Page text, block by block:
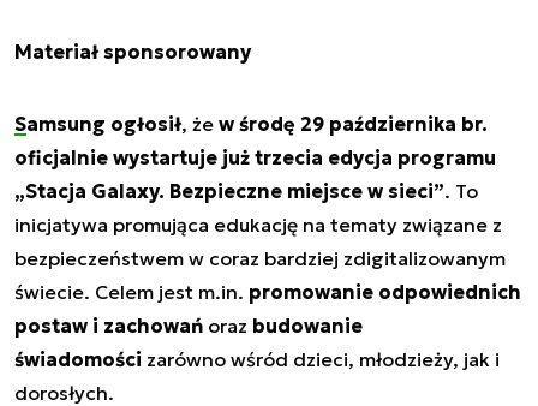
Materiał sponsorowany
Samsung ogłosił, że w środę 29 października br.
oficjalnie wystartuje już trzecia edycja programu
„Stacja Galaxy. Bezpieczne miejsce w sieci”. To
inicjatywa promująca edukację na tematy związane z
bezpieczeństwem w coraz bardziej zdigitalizowanym
świecie. Celem jest m.in. promowanie odpowiednich
postaw i zachowań oraz budowanie
świadomości zarówno wśród dzieci, młodzieży, jak i
dorosłych.